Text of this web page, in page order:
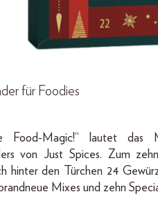
für Foodies
Food-Magic!“ lautet
von Just Spices. Zum
hinter den Türchen 24
Mixes und zehn